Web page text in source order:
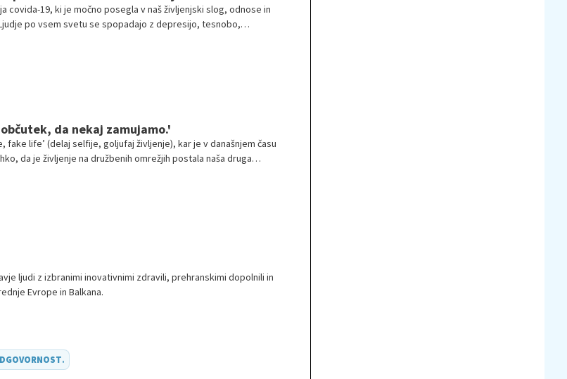
covida-19, ki je močno posegla v naš življenjski slog, odnose in
po vsem svetu se spopadajo z depresijo, tesnobo,
da nekaj zamujamo.'
fake life’ (delaj selfije, goljufaj življenje), kar je v današnjem času
da je življenje na družbenih omrežjih postala naša druga
ljudi z izbranimi inovativnimi zdravili, prehranskimi dopolnili in
Evrope in Balkana.
.